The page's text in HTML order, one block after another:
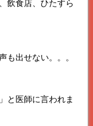
飲食店、ひたすら
も出せない。。。
と医師に言われま